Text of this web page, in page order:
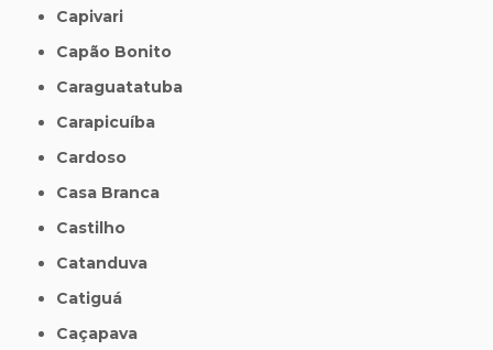
Capivari
Capão Bonito
Caraguatatuba
Carapicuíba
Cardoso
Casa Branca
Castilho
Catanduva
Catiguá
Caçapava